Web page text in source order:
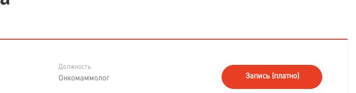
Запись (платно)
Должность
Онкомаммолог